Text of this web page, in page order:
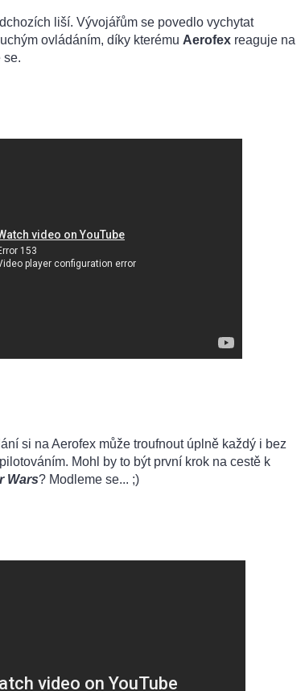
liší. Vývojářům se povedlo vychytat
ovládáním, díky kterému Aerofex reaguje na
se.
si na Aerofex může troufnout úplně každý i bez
Mohl by to být první krok na cestě k
Wars? Modleme se... ;)